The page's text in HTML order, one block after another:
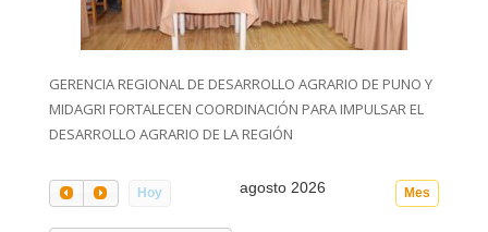
GERENCIA REGIONAL DE DESARROLLO AGRARIO DE PUNO Y
MIDAGRI FORTALECEN COORDINACIÓN PARA IMPULSAR EL
DESARROLLO AGRARIO DE LA REGIÓN
Hoy Mes
agosto 2026